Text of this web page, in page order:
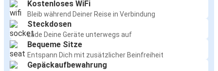
Kostenloses WiFi
Bleib während Deiner Reise in Verbindung
Steckdosen
Lade Deine Geräte unterwegs auf
Bequeme Sitze
Entspann Dich mit zusätzlicher Beinfreiheit
Gepäckaufbewahrung